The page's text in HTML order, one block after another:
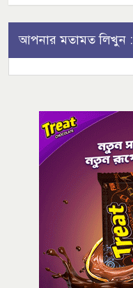
আপনার মতামত লিখুন :